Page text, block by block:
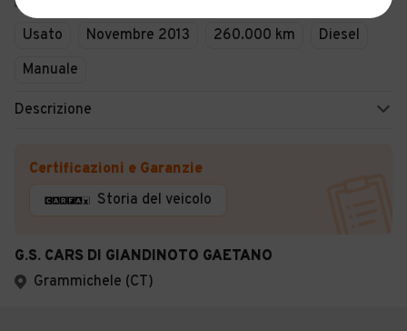
Usato Novembre 2013 260.000 km
Diesel
Manuale
Descrizione
Certificazioni e Garanzie
Storia del veicolo
G.S. CARS DI GIANDINOTO GAETANO
Grammichele (CT)